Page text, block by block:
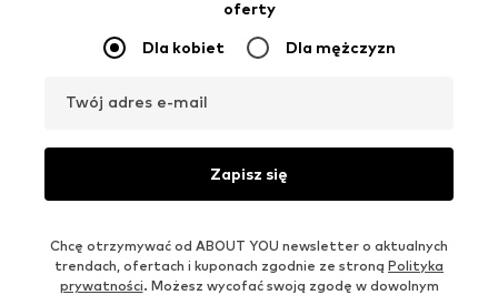
oferty
Dla kobiet Dla mężczyzn
Twój adres e-mail
Zapisz się
Chcę otrzymywać od ABOUT YOU newsletter o aktualnych
trendach, ofertach i kuponach zgodnie ze stroną Polityka
prywatności. Możesz wycofać swoją zgodę w dowolnym